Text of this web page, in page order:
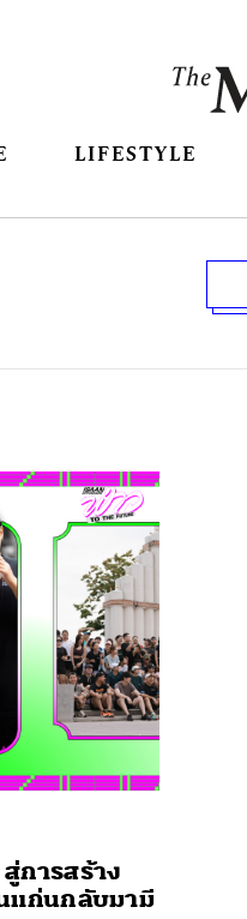
LIFESTYLE
การสร้าง
แก่นกลับมามี